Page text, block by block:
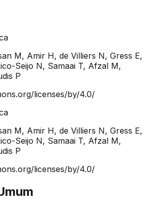
M, Amir H, de Villiers N, Gress E,
Seijo N, Samaai T, Afzal M,
P
licenses/by/4.0/
M, Amir H, de Villiers N, Gress E,
Seijo N, Samaai T, Afzal M,
P
licenses/by/4.0/